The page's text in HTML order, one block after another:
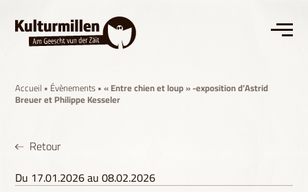
Accueil • Évènements• « Entre chien et loup » -exposition d’Astrid
Breuer et Philippe Kesseler
Retour
Du 17.01.2026 au 08.02.2026